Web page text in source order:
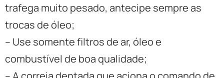
trafega muito pesado, antecipe sempre as
trocas de óleo;
– Use somente filtros de ar, óleo e
combustível de boa qualidade;